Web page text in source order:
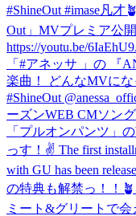
#ShineOut #imase凡才
Out」MVプレミア公
https://youtu.be/
「#アネッサ 」の 『
楽曲！ どんなMVに
#ShineOut
ーズンWEB CMソン
「プルオンパンツ」
っす！✌️ The first
with GU has been
の特典も解禁っ！！
ミート&グリートで